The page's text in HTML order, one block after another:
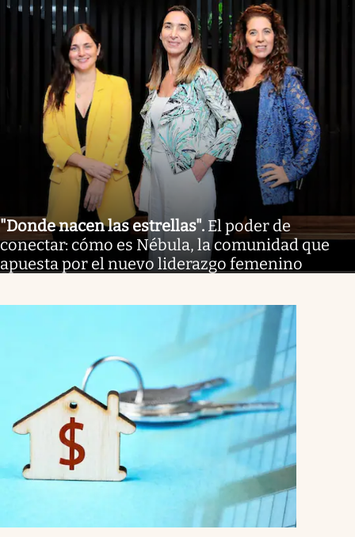
"Donde nacen las estrellas". El poder de
conectar: cómo es Nébula, la comunidad que
apuesta por el nuevo liderazgo femenino